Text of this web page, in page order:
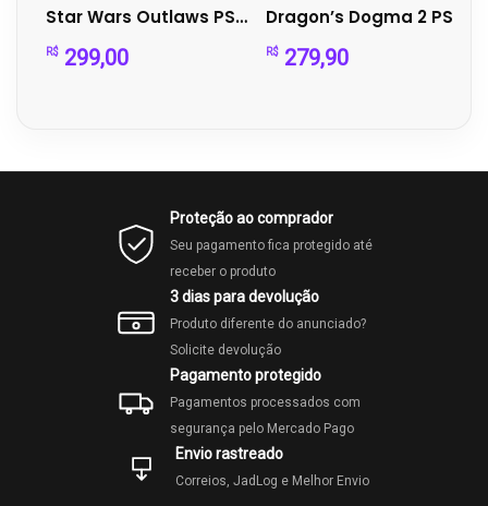
Star Wars Outlaws PS5 + Steelbook Exclusiva | Mídia Física...
R$ 299,00 R$ 279,90
Proteção ao comprador
Seu pagamento fica protegido até
receber o produto
3 dias para devolução
Produto diferente do anunciado?
Solicite devolução
Pagamento protegido
Pagamentos processados com
segurança pelo Mercado Pago
Envio rastreado
Correios, JadLog e Melhor Envio